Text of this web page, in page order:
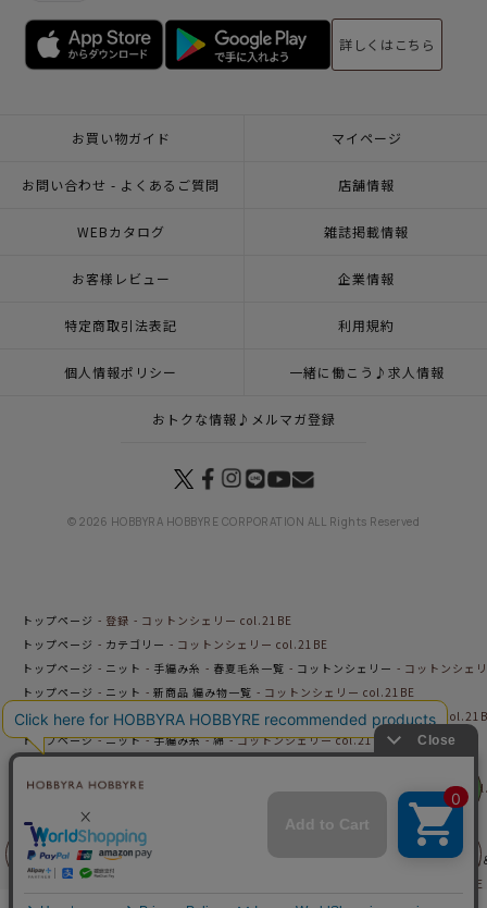
前に戻る
フェア
詳しくはこちら
お買い物ガイド マイページ
お問い合わせ - よくあるご質問 店舗情報
WEBカタログ 雑誌掲載情報
お客様レビュー 企業情報
特定商取引法表記 利用規約
個人情報ポリシー 一緒に働こう♪求人情報
おトクな情報♪メルマガ登録
© 2026 HOBBYRA HOBBYRE CORPORATION ALL Rights Reserved
トップページ 登録
コットンシェリー col.21BE
トップページ
カテゴリー
コットンシェリー col.21BE
トップページ
ニット 手編み糸 春夏毛糸一覧 コットンシェリー
コットンシェ
トップページ
ニット 新商品 編み物一覧
コットンシェリー col.21BE
トップページ
ニット 手編み糸 ＜合太～並太＞糸一覧 コットンシェリー
トップページ
ニット 手編み糸 綿 コットンシェリー col.21BE
トップページ
カテゴリー 小物で楽しむクロッシェスタイル コットンシェリー
トップページ
コットンシェリー col.21BE
トップページ
カテゴリー
コットンシェリー col.21BE
トップページ
商品 マンスリープレス2月号掲載商品
2月25日（水）発売の新商品
トップページ
コットンシェリー col.21BE